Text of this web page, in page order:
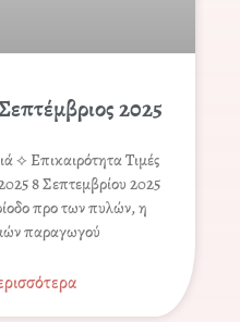
2025
⟡ Επικαιρότητα Τιμές
8 Σεπτεμβρίου 2025
προ των πυλών, η
παραγωγού